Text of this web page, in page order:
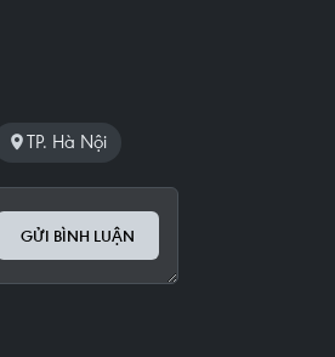
TP. Hà Nội
GỬI BÌNH LUẬN